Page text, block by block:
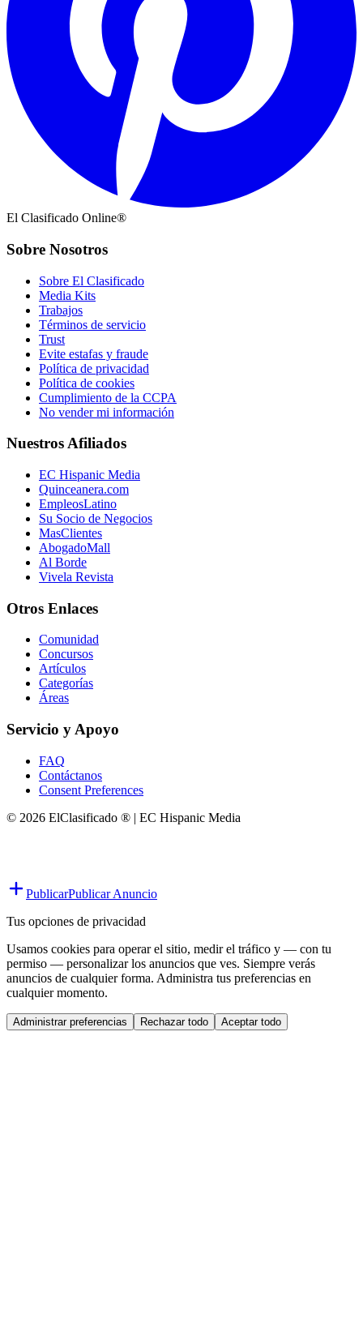
El Clasificado Online®
Sobre Nosotros
Sobre El Clasificado
Media Kits
Trabajos
Términos de servicio
Trust
Evite estafas y fraude
Política de privacidad
Política de cookies
Cumplimiento de la CCPA
No vender mi información
Nuestros Afiliados
EC Hispanic Media
Quinceanera.com
EmpleosLatino
Su Socio de Negocios
MasClientes
AbogadoMall
Al Borde
Vivela Revista
Otros Enlaces
Comunidad
Concursos
Artículos
Categorías
Áreas
Servicio y Apoyo
FAQ
Contáctanos
Consent Preferences
© 2026 ElClasificado ® | EC Hispanic Media
PublicarPublicar Anuncio
Tus opciones de privacidad
Usamos cookies para operar el sitio, medir el tráfico y — con tu
permiso — personalizar los anuncios que ves. Siempre verás
anuncios de cualquier forma. Administra tus preferencias en
cualquier momento.
Administrar preferencias Rechazar todo Aceptar todo